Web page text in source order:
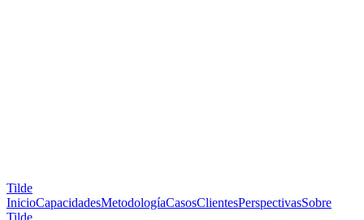
Tilde
InicioCapacidadesMetodologíaCasosClientesPerspectivasSobre
Tilde